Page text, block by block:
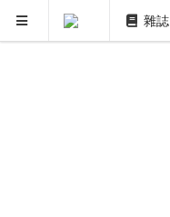
雜誌